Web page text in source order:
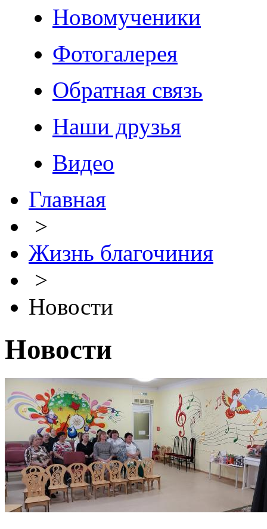
Новомученики
Фотогалерея
Обратная связь
Наши друзья
Видео
Главная
>
Жизнь благочиния
>
Новости
Новости